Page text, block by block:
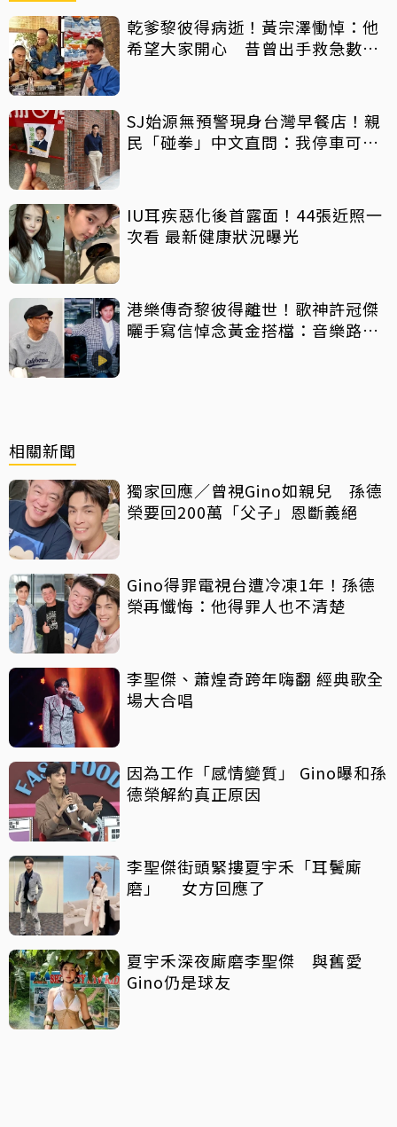
乾爹黎彼得病逝！黃宗澤慟悼：他
希望大家開心 昔曾出手救急數十
SJ始源無預警現身台灣早餐店！親
民「碰拳」中文直問：我停車可以
IU耳疾惡化後首露面！44張近照一
次看 最新健康狀況曝光
港樂傳奇黎彼得離世！歌神許冠傑
曬手寫信悼念黃金搭檔：音樂路上
相關新聞
獨家回應／曾視Gino如親兒 孫德
榮要回200萬「父子」恩斷義絕
Gino得罪電視台遭冷凍1年！孫德
榮再懺悔：他得罪人也不清楚
李聖傑、蕭煌奇跨年嗨翻 經典歌全
場大合唱
因為工作「感情變質」 Gino曝和孫
德榮解約真正原因
李聖傑街頭緊摟夏宇禾「耳鬢廝
磨」 女方回應了
夏宇禾深夜廝磨李聖傑 與舊愛
Gino仍是球友